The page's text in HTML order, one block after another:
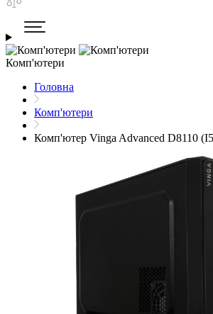
Комп'ютери
Головна
Комп'ютери
Комп'ютер Vinga Advanced D8110